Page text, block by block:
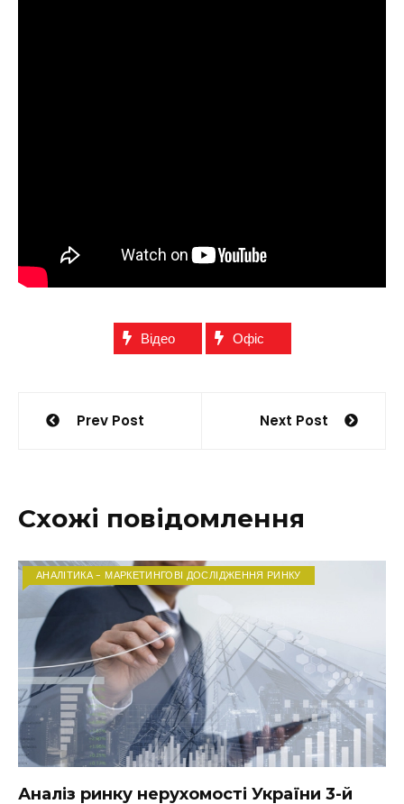
Відео Офіс
Навігація
Prev Post Next Post
Схожі повідомлення
АНАЛІТИКА - МАРКЕТИНГОВІ ДОСЛІДЖЕННЯ РИНКУ
Аналіз ринку нерухомості України 3-й